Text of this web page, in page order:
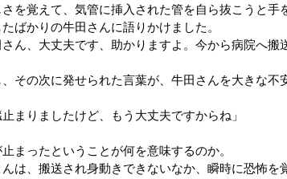
さを覚えて、気管に挿入された管を自ら抜こうと
たばかりの牛田さんに語りかけました。
さん、大丈夫です、助かりますよ。今から病院へ搬
、その次に発せられた言葉が、牛田さんを大きな不
止まりましたけど、もう大丈夫ですからね」
まったということが何を意味するのか。
は、搬送され身動きできないなか、瞬時に恐怖を